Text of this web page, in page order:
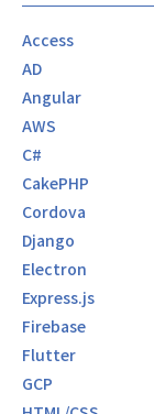
Access
AD
Angular
AWS
C#
CakePHP
Cordova
Django
Electron
Express.js
Firebase
Flutter
GCP